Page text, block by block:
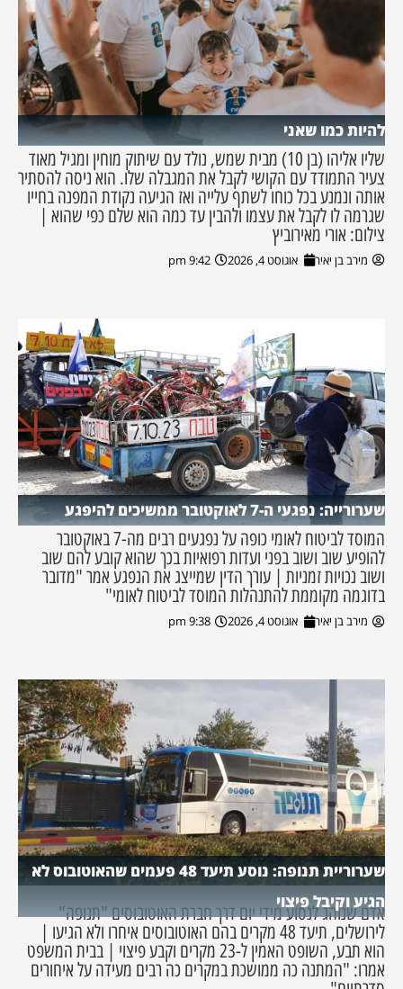
להיות כמו שאני
שליו אליהו (בן 10) מבית שמש, נולד עם שיתוק מוחין ומגיל מאוד
צעיר התמודד עם הקושי לקבל את המגבלה שלו. הוא ניסה להסתיר
אותה ונמנע בכל כוחו לשתף עלייה ואז הגיעה נקודת המפנה בחייו
שגרמה לו לקבל את עצמו ולהבין עד כמה הוא שלם כפי שהוא |
צילום: אורי מאירוביץ
מירב בן יאיר אוגוסט 4, 2026 9:42 pm
שערורייה: נפגעי ה-7 לאוקטובר ממשיכים להיפגע
המוסד לביטוח לאומי כופה על נפגעים רבים מה-7 באוקטובר
להופיע שוב ושוב בפני ועדות רפואיות בכך שהוא קובע להם שוב
ושוב נכויות זמניות | עורך הדין שמייצג את הנפגע אמר "מדובר
בדוגמה מקוממת להתנהלות המוסד לביטוח לאומי"
מירב בן יאיר אוגוסט 4, 2026 9:38 pm
שערוריית תנופה: נוסע תיעד 48 פעמים שהאוטובוס לא
הגיע וקיבל פיצוי
אדם שנוהג לנסוע מידי יום דרך חברת האוטובוסים "תנופה"
לירושלים, תיעד 48 מקרים בהם האוטובוסים איחרו ולא הגיעו |
הוא תבע, השופט האמין ל-23 מקרים וקבע פיצוי | בבית המשפט
אמרו: "המתנה כה ממושכת במקרים כה רבים מעידה על איחורים